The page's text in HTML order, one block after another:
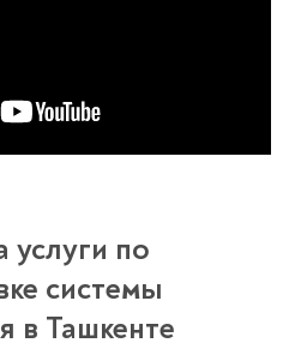
по
системы
в Ташкенте